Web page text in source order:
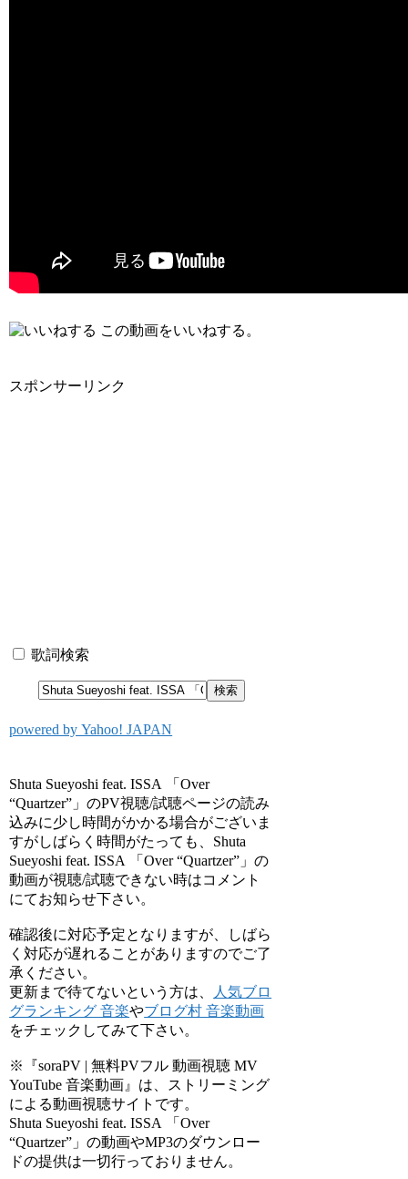
この動画をいいねする。
スポンサーリンク
歌詞検索
powered by Yahoo! JAPAN
Shuta Sueyoshi feat. ISSA 「Over
“Quartzer”」のPV視聴/試聴ページの読み
込みに少し時間がかかる場合がございま
すがしばらく時間がたっても、Shuta
Sueyoshi feat. ISSA 「Over “Quartzer”」の
動画が視聴/試聴できない時はコメント
にてお知らせ下さい。
確認後に対応予定となりますが、しばら
く対応が遅れることがありますのでご了
承ください。
更新まで待てないという方は、
人気ブロ
グランキング 音楽やブログ村 音楽動画
をチェックしてみて下さい。
※『soraPV | 無料PVフル 動画視聴 MV
YouTube 音楽動画』は、ストリーミング
による動画視聴サイトです。
Shuta Sueyoshi feat. ISSA 「Over
“Quartzer”」の動画やMP3のダウンロー
ドの提供は一切行っておりません。